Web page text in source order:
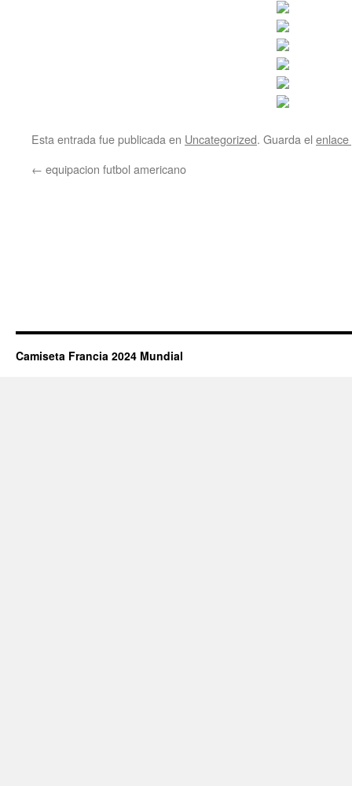
Esta entrada fue publicada en Uncategorized. Guarda el
← equipacion futbol americano
Camiseta Francia 2024 Mundial